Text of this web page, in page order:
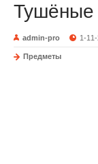
Тушёные
admin-pro 1-
Предметы